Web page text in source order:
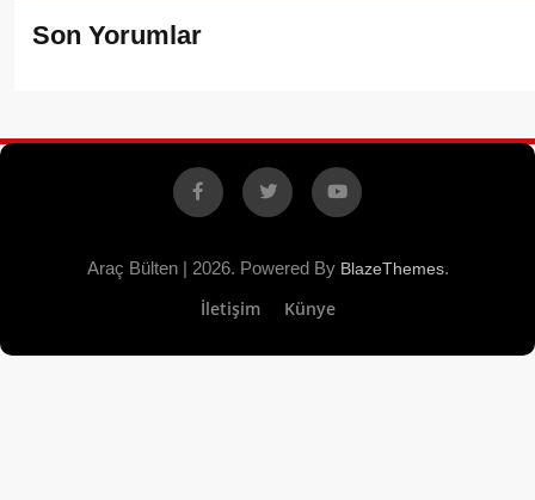
Son Yorumlar
Facebook
X YouTube
Araç Bülten | 2026. Powered By BlazeThemes.
İletişim Künye